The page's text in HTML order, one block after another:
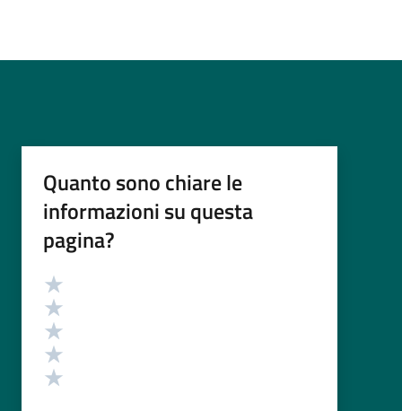
Quanto sono chiare le
informazioni su questa
pagina?
Valutazione